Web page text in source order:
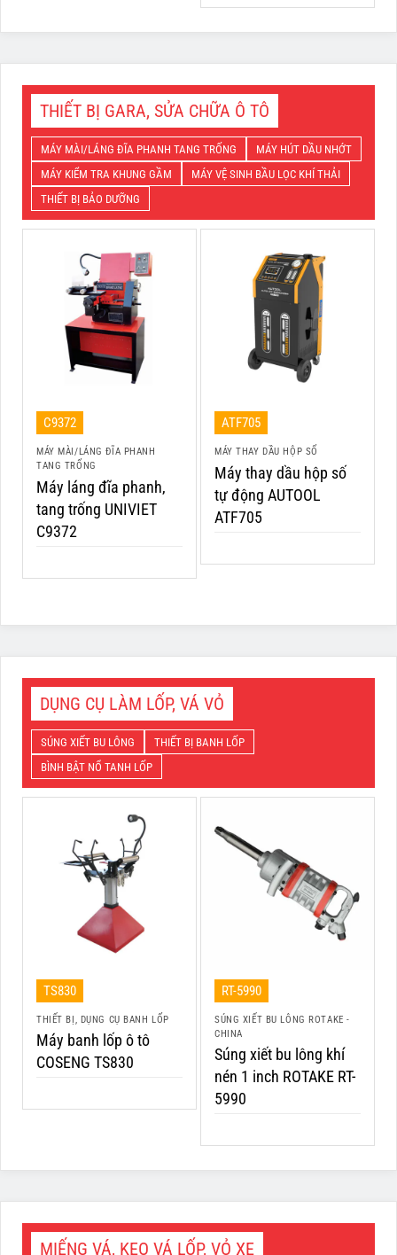
THIẾT BỊ GARA, SỬA CHỮA Ô TÔ
MÁY MÀI/LÁNG ĐĨA PHANH TANG TRỐNG
MÁY HÚT DẦU NHỚT
MÁY KIỂM TRA KHUNG GẦM
MÁY VỆ SINH BẦU LỌC KHÍ THẢI
THIẾT BỊ BẢO DƯỠNG
C9372
MÁY MÀI/LÁNG ĐĨA PHANH
TANG TRỐNG
Máy láng đĩa phanh,
tang trống UNIVIET
C9372
ATF705
MÁY THAY DẦU HỘP SỐ
Máy thay dầu hộp số
tự động AUTOOL
ATF705
DỤNG CỤ LÀM LỐP, VÁ VỎ
SÚNG XIẾT BU LÔNG
THIẾT BỊ BANH LỐP
BÌNH BẬT NỔ TANH LỐP
TS830
THIẾT BỊ, DỤNG CỤ BANH LỐP
Máy banh lốp ô tô
COSENG TS830
RT-5990
SÚNG XIẾT BU LÔNG ROTAKE -
CHINA
Súng xiết bu lông khí
nén 1 inch ROTAKE RT-
5990
MIẾNG VÁ, KEO VÁ LỐP, VỎ XE